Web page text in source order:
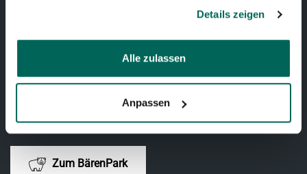
Details zeigen
Alle zulassen
Anpassen
Zum Dählhölzli
BärenPark
Telefon: +41 31 321 15 15
Zum BärenPark